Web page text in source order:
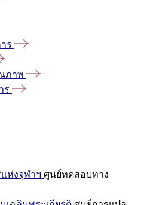
ร
ภาพ
ร
ห่งจุฬาฯ ศูนย์ทดสอบทาง